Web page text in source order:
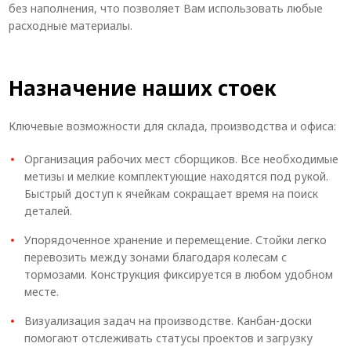
без наполнения, что позволяет Вам использовать любые
расходные материалы.
Назначение наших стоек
Ключевые возможности для склада, производства и офиса:
Организация рабочих мест сборщиков. Все необходимые
метизы и мелкие комплектующие находятся под рукой.
Быстрый доступ к ячейкам сокращает время на поиск
деталей.
Упорядоченное хранение и перемещение. Стойки легко
перевозить между зонами благодаря колесам с
тормозами. Конструкция фиксируется в любом удобном
месте.
Визуализация задач на производстве. Канбан-доски
помогают отслеживать статусы проектов и загрузку